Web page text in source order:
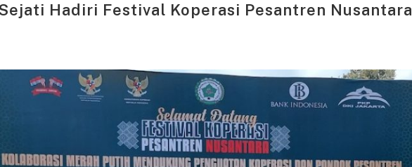
Hadiri Festival Koperasi Pesantren Nusantara